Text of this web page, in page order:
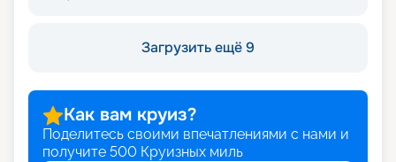
Загрузить ещё 9
Как вам круиз?
Поделитесь своими впечатлениями с нами и
получите 500 Круизных миль